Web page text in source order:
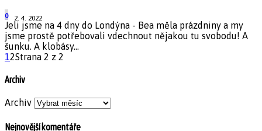
2. 4. 2022
0
Jeli jsme na 4 dny do Londýna - Bea měla prázdniny a my
jsme prostě potřebovali vdechnout nějakou tu svobodu! A
šunku. A klobásy...
12Strana 2 z 2
Archiv
Archiv
Nejnovější komentáře